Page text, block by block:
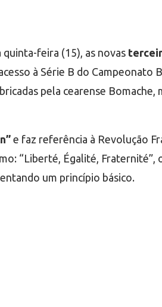
feira (15), as novas
à Série B do Campeonato
pela cearense Bomache,
e faz referência à Revolução
“Liberté, Égalité, Fraternité”,
um princípio básico.